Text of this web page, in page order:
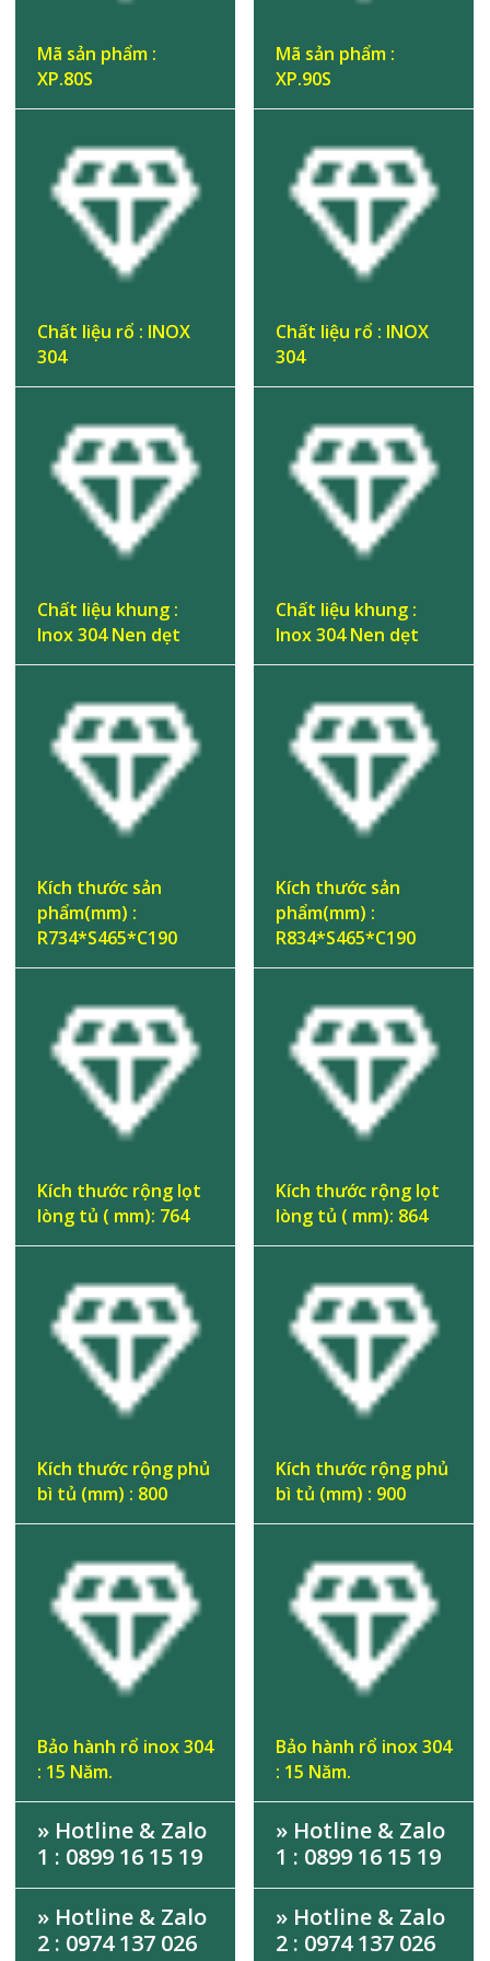
Mã sản phẩm :
XP.80S
Chất liệu rổ : INOX
304
Chất liệu khung :
Inox 304 Nen dẹt
Kích thước sản
phẩm(mm) :
R734*S465*C190
Kích thước rộng lọt
lòng tủ ( mm): 764
Kích thước rộng phủ
bì tủ (mm) : 800
Bảo hành rổ inox 304
: 15 Năm.
» Hotline & Zalo
1 : 0899 16 15 19
» Hotline & Zalo
2 : 0974 137 026
Mã sản phẩm :
XP.90S
Chất liệu rổ : INOX
304
Chất liệu khung :
Inox 304 Nen dẹt
Kích thước sản
phẩm(mm) :
R834*S465*C190
Kích thước rộng lọt
lòng tủ ( mm): 864
Kích thước rộng phủ
bì tủ (mm) : 900
Bảo hành rổ inox 304
: 15 Năm.
» Hotline & Zalo
1 : 0899 16 15 19
» Hotline & Zalo
2 : 0974 137 026